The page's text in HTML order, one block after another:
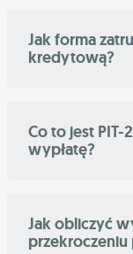
Jak forma
kredytową?
Co to jest PIT-
wypłatę?
Jak obliczyć